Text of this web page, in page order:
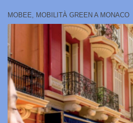
MOBEE, MOBILITÀ GREEN A MONACO